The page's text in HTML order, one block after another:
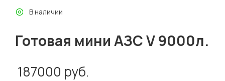
В наличии
Готовая мини АЗС V 9000л.
187000 руб.